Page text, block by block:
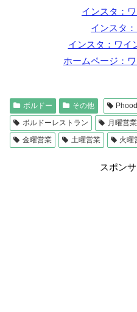
インスタ：
インスタ
インスタ：ワイ
ホームページ：
ボルドー その他 Phood
ボルドーレストラン
月曜営業
金曜営業
土曜営業 火曜
スポン